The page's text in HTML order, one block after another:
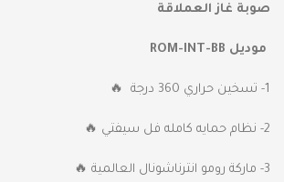
صوبة غاز العملاقة
موديل ROM-INT-BB
1- تسخين حراري 360 درجة 🔥
2- نظام حمايه كامله فل سيفتي 🔥
3- ماركة رومو انترناشونال العالمية 🔥